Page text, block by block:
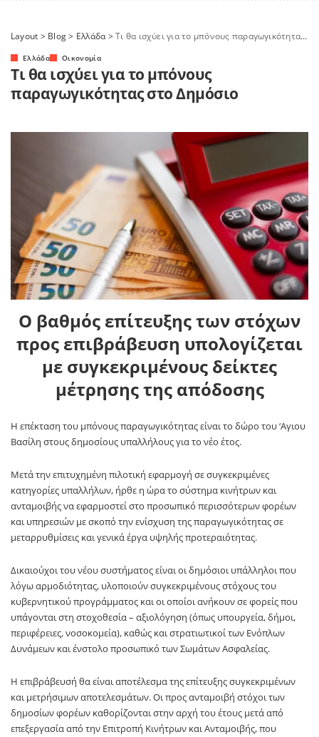
Layout > Blog> Ελλάδα>Τι θα ισχύει για το μπόνους παραγωγικότητας στο Δημόσιο
Ελλάδα Οικονομία
Τι θα ισχύει για το μπόνους
παραγωγικότητας στο Δημόσιο
Ο βαθμός επίτευξης των στόχων
προς επιβράβευση υπολογίζεται
με συγκεκριμένους δείκτες
μέτρησης της απόδοσης
Η επέκταση του μπόνους παραγωγικότητας είναι το δώρο του ‘Αγιου
Βασίλη στους δημοσίους υπαλλήλους για το νέο έτος.
Μετά την επιτυχημένη πιλοτική εφαρμογή σε συγκεκριμένες
κατηγορίες υπαλλήλων, ήρθε η ώρα το σύστημα κινήτρων και
ανταμοιβής να εφαρμοστεί στο προσωπικό περισσότερων φορέων
και υπηρεσιών με σκοπό την ενίσχυση της παραγωγικότητας σε
μεταρρυθμίσεις και γενικά έργα υψηλής προτεραιότητας.
Δικαιούχοι του νέου συστήματος είναι οι δημόσιοι υπάλληλοι που
λόγω αρμοδιότητας, υλοποιούν συγκεκριμένους στόχους του
κυβερνητικού προγράμματος και οι οποίοι ανήκουν σε φορείς που
υπάγονται στη στοχοθεσία – αξιολόγηση (όπως υπουργεία, δήμοι,
περιφέρειες, νοσοκομεία), καθώς και στρατιωτικοί των Ενόπλων
Δυνάμεων και ένστολο προσωπικό των Σωμάτων Ασφαλείας.
Η επιβράβευσή θα είναι αποτέλεσμα της επίτευξης συγκεκριμένων
και μετρήσιμων αποτελεσμάτων. Οι προς ανταμοιβή στόχοι των
δημοσίων φορέων καθορίζονται στην αρχή του έτους μετά από
επεξεργασία από την Επιτροπή Κινήτρων και Ανταμοιβής, που